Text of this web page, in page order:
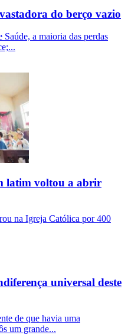
do berço vazio
a maioria das perdas
latim voltou a abrir
na Igreja Católica por 400
universal deste
de que havia uma
um grande...